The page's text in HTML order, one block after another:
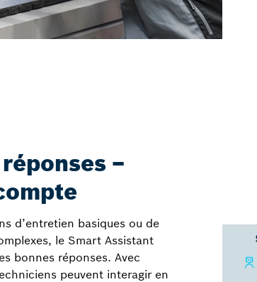
–
d’entretien basiques ou de
le Smart Assistant
bonnes réponses. Avec
peuvent interagir en